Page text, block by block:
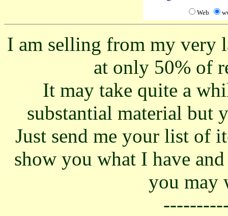
Web
I am selling from my very
at only 50% of
It may take quite a
substantial material but
Just send me your list of
show you what I have
you may